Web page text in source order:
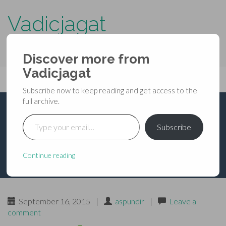
Vadicjagat
Primary
Menu
content
Vadicjagat
श्री कृष्ण शलाका प्रश्नावली
September 16, 2015 | aspundir |
Leave a
comment
Discover more from
Vadicjagat
Subscribe now to keep reading and get access to the
full archive.
Type your email…
Subscribe
Continue reading